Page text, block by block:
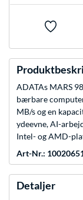
ADATAs MARS
bærbare
MB/s og en
ydeevne, AI-
Intel- og AMD-
Art-Nr.:
Detaljer